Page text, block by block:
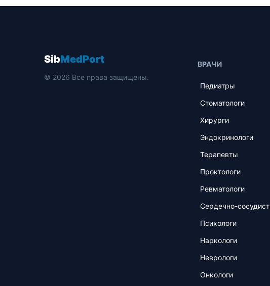
SibMedPort
© 2026 Все права защищены.
ВРАЧИ
Педиатры
Стоматологи
Хирурги
Эндокринологи
Терапевты
Проктологи
Ревматологи
Сердечно-
Психологи
Наркологи
Неврологи
Онкологи